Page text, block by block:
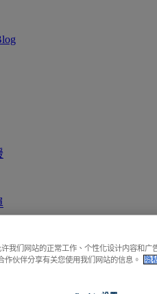
我们网站的正常工作、个性化设计内容和
作伙伴分享有关您使用我们网站的信息。
隐